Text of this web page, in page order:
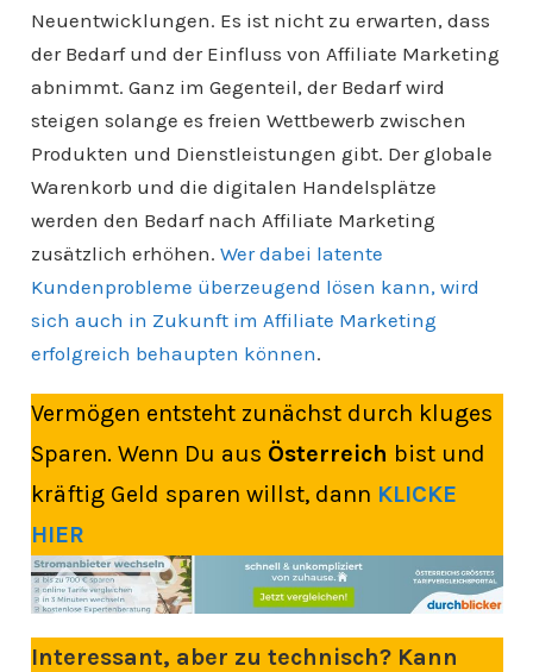
Neuentwicklungen. Es ist nicht zu erwarten, dass
der Bedarf und der Einfluss von Affiliate Marketing
abnimmt. Ganz im Gegenteil, der Bedarf wird
steigen solange es freien Wettbewerb zwischen
Produkten und Dienstleistungen gibt. Der globale
Warenkorb und die digitalen Handelsplätze
werden den Bedarf nach Affiliate Marketing
zusätzlich erhöhen. Wer dabei latente
Kundenprobleme überzeugend lösen kann, wird
sich auch in Zukunft im Affiliate Marketing
erfolgreich behaupten können.
Vermögen entsteht zunächst durch kluges
Sparen. Wenn Du aus Österreich bist und
kräftig Geld sparen willst, dann KLICKE
HIER
Interessant, aber zu technisch? Kann